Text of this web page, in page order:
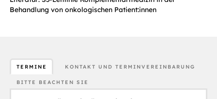
Behandlung von onkologischen Patient:innen
TERMINE KONTAKT UND TERMINVEREINBARUNG
BITTE BEACHTEN SIE